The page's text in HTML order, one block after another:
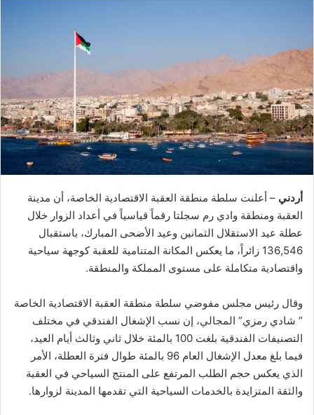
أردني – أعلنت سلطة منطقة العقبة الاقتصادية الخاصة، أن مدينة
العقبة ومنطقة وادي رم سجلتا رقماً قياسياً في أعداد الزوار خلال
عطلة عيد الاستقلال الثمانين وعيد الأضحى المبارك، باستقبال
136,546 زائراً، ما يعكس المكانة المتنامية للعقبة كوجهة سياحية
واقتصادية متكاملة على مستوى المملكة والمنطقة.
وقال رئيس مجلس مفوضي سلطة منطقة العقبة الاقتصادية الخاصة
” شادي رمزي” المجالي، إن نسب الإشغال الفندقي في مختلف
التصنيفات الفندقية بلغت 100 بالمئة خلال ثاني وثالث أيام العيد،
فيما بلغ معدل الإشغال العام 96 بالمئة طوال فترة العطلة، الأمر
الذي يعكس حجم الطلب المرتفع على المنتج السياحي في العقبة
والثقة المتزايدة بالخدمات السياحية التي تقدمها المدينة لزوارها.